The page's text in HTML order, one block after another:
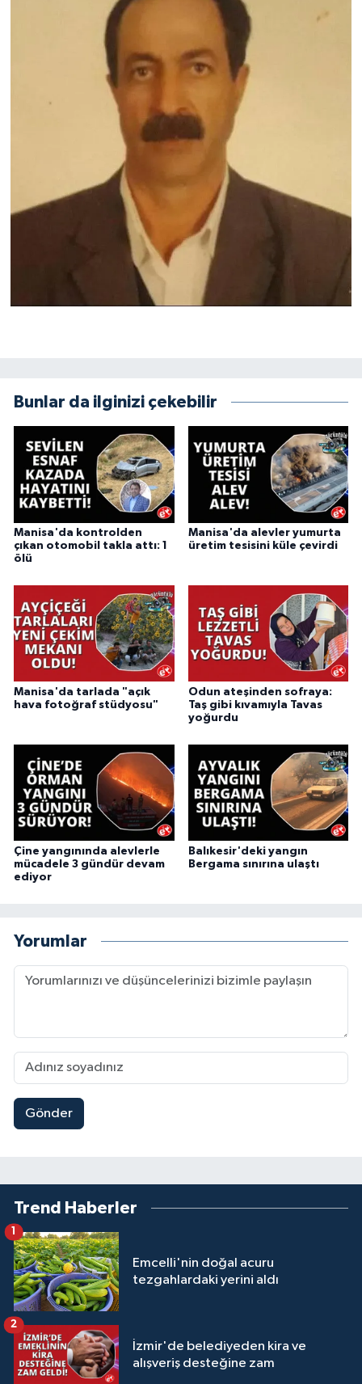
Bunlar da ilginizi çekebilir
Manisa'da kontrolden
çıkan otomobil takla attı: 1
ölü
Manisa'da alevler yumurta
üretim tesisini küle çevirdi
Manisa'da tarlada "açık
hava fotoğraf stüdyosu"
Odun ateşinden sofraya:
Taş gibi kıvamıyla Tavas
yoğurdu
Çine yangınında alevlerle
mücadele 3 gündür devam
ediyor
Balıkesir'deki yangın
Bergama sınırına ulaştı
Yorumlar
Gönder
Trend Haberler
Emcelli'nin doğal acuru
tezgahlardaki yerini aldı
İzmir'de belediyeden kira ve
alışveriş desteğine zam
2